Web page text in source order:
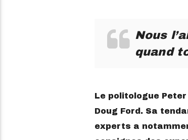
Nous‌
‌quand‌
Le‌ ‌politologue‌
‌Doug‌ ‌Ford.‌ ‌Sa‌
‌experts ‌a‌